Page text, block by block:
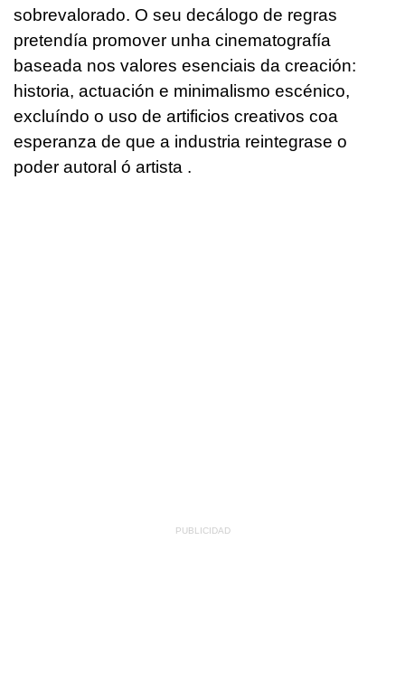
sobrevalorado. O seu decálogo de regras
pretendía promover unha cinematografía
baseada nos valores esenciais da creación:
historia, actuación e minimalismo escénico,
excluíndo o uso de artificios creativos coa
esperanza de que a industria reintegrase o
poder autoral ó artista .